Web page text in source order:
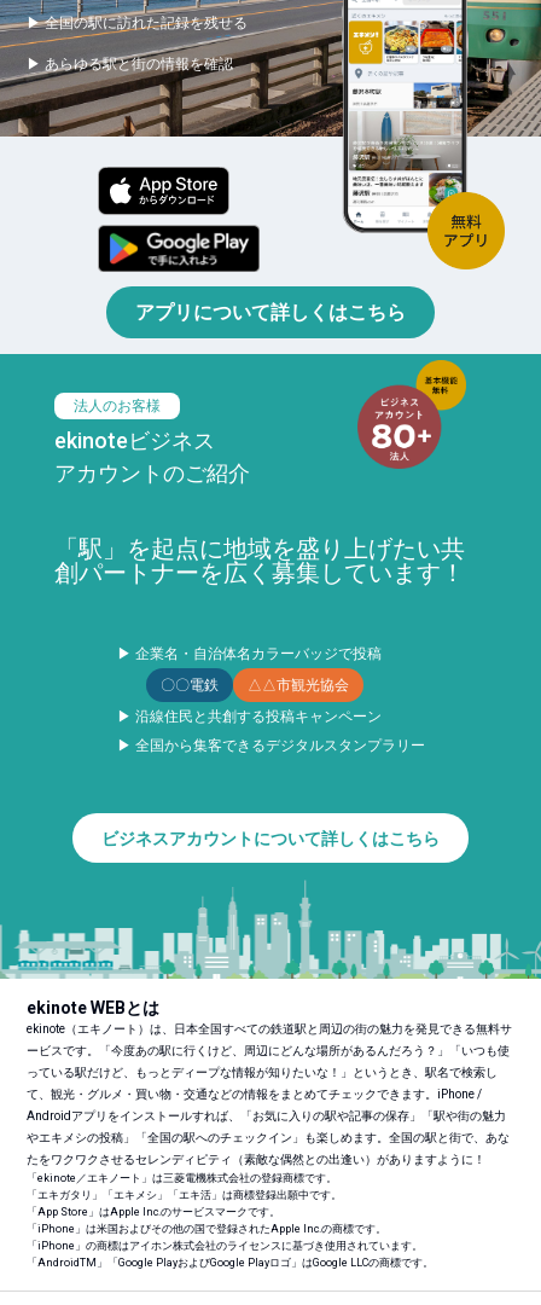
▶ 全国の駅に訪れた記録を残せる
▶ あらゆる駅と街の情報を確認
アプリについて詳しくはこちら
法人のお客様
ekinoteビジネス
アカウントのご紹介
「駅」を起点に地域を盛り上げたい共
創パートナーを広く募集しています！
▶ 企業名・自治体名カラーバッジで投稿
〇〇電鉄
△△市観光協会
▶ 沿線住民と共創する投稿キャンペーン
▶ 全国から集客できるデジタルスタンプラリー
ビジネスアカウントについて詳しくはこちら
ekinote WEBとは
ekinote（エキノート）は、日本全国すべての鉄道駅と周辺の街の魅力を発見できる無料サ
ービスです。「今度あの駅に行くけど、周辺にどんな場所があるんだろう？」「いつも使
っている駅だけど、もっとディープな情報が知りたいな！」というとき、駅名で検索し
て、観光・グルメ・買い物・交通などの情報をまとめてチェックできます。iPhone /
Androidアプリをインストールすれば、「お気に入りの駅や記事の保存」「駅や街の魅力
やエキメシの投稿」「全国の駅へのチェックイン」も楽しめます。全国の駅と街で、あな
たをワクワクさせるセレンディピティ（素敵な偶然との出逢い）がありますように！
「ekinote／エキノート」は三菱電機株式会社の登録商標です。
「エキガタリ」「エキメシ」「エキ活」は商標登録出願中です。
「App Store」はApple Inc.のサービスマークです。
「iPhone」は米国およびその他の国で登録されたApple Inc.の商標です。
「iPhone」の商標はアイホン株式会社のライセンスに基づき使用されています。
「AndroidTM 」「Google PlayおよびGoogle Playロゴ」はGoogle LLCの商標です。